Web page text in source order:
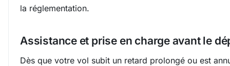
la réglementation.
Assistance et prise en charge avant le
Dès que votre vol subit un retard prolongé ou est